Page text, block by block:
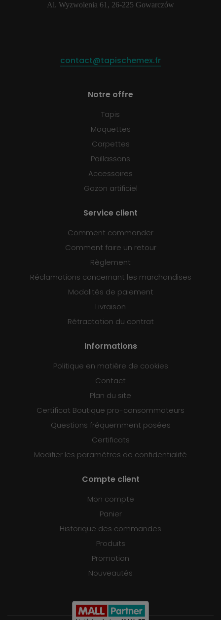
Al. Wyzwolenia 61, 26-225 Gowarczów
contact@tapischemex.fr
Notre offre
Tapis
Moquettes
Carpettes
Paillassons
Accessoires
Gazon artificiel
Service client
Comment commander
Comment faire un retour
Règlement
Réclamations concernant les marchandises
Modalités de paiement
Livraison
Rétractation du contrat
Informations
Politique en matière de cookies
Contact
Plan du site
Certificat Boutique pro-consommateurs
Questions fréquemment posées
Certificats
Modifier les paramètres de confidentialité
Compte client
Mon compte
Panier
Historique des commandes
Produits
Promotion
Nouveautés